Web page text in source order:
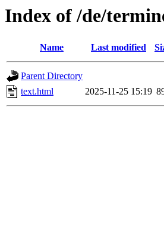
Index of /de/
Name Last modified
Parent Directory
text.html
2025-11-25 15:19